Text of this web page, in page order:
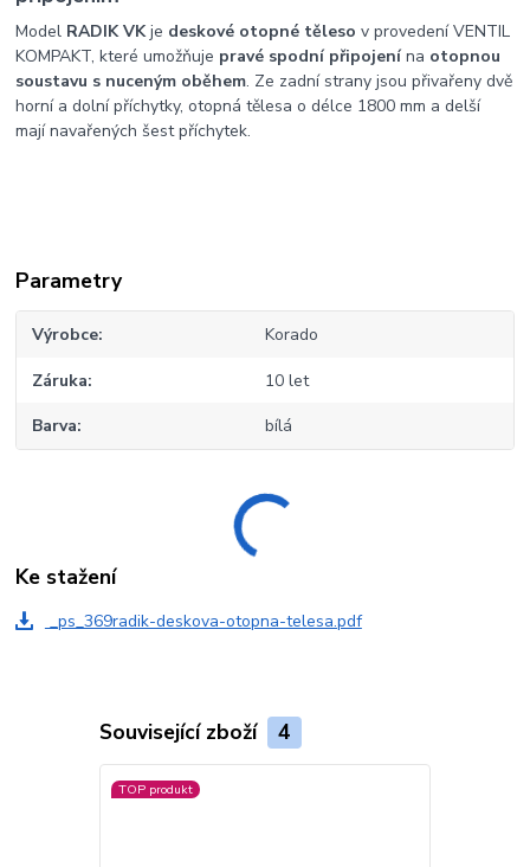
Model RADIK VKje deskové otopné těleso v provedení VENTIL
KOMPAKT, které umožňuje pravé spodní připojenína otopnou
soustavu s nuceným oběhem. Ze zadní strany jsou přivařeny dvě
horní a dolní příchytky, otopná tělesa o délce 1800 mm a delší
mají navařených šest příchytek.
Parametry
Výrobce Korado
Záruka 10 let
Barva bílá
Ke stažení
_ps_369radik-deskova-otopna-telesa.pdf
Související zboží 4
TOP produkt